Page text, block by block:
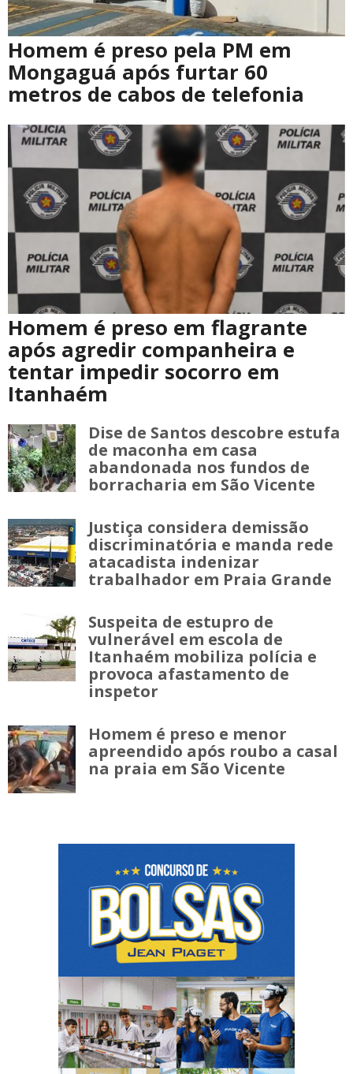
Homem é preso pela PM em
Mongaguá após furtar 60
metros de cabos de telefonia
Homem é preso em flagrante
após agredir companheira e
tentar impedir socorro em
Itanhaém
Dise de Santos descobre estufa
de maconha em casa
abandonada nos fundos de
borracharia em São Vicente
Justiça considera demissão
discriminatória e manda rede
atacadista indenizar
trabalhador em Praia Grande
Suspeita de estupro de
vulnerável em escola de
Itanhaém mobiliza polícia e
provoca afastamento de
inspetor
Homem é preso e menor
apreendido após roubo a casal
na praia em São Vicente